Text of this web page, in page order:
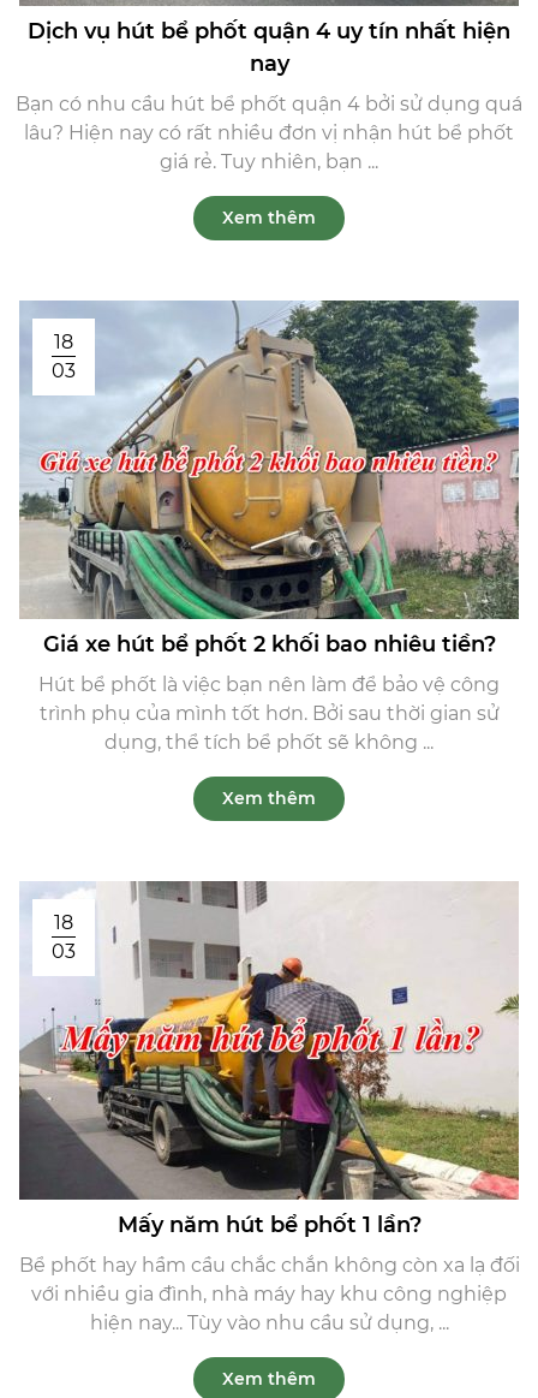
Dịch vụ hút bể phốt quận 4 uy tín nhất hiện
nay
Bạn có nhu cầu hút bể phốt quận 4 bởi sử dụng quá
lâu? Hiện nay có rất nhiều đơn vị nhận hút bể phốt
giá rẻ. Tuy nhiên, bạn ...
Xem thêm
18
03
Giá xe hút bể phốt 2 khối bao nhiêu tiền?
Hút bể phốt là việc bạn nên làm để bảo vệ công
trình phụ của mình tốt hơn. Bởi sau thời gian sử
dụng, thể tích bể phốt sẽ không ...
Xem thêm
18
03
Mấy năm hút bể phốt 1 lần?
Bể phốt hay hầm cầu chắc chắn không còn xa lạ đối
với nhiều gia đình, nhà máy hay khu công nghiệp
hiện nay... Tùy vào nhu cầu sử dụng, ...
Xem thêm